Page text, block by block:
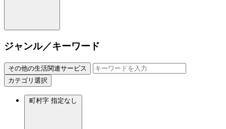
ジャンル／キーワード
その他の生活関連サービス
カテゴリ選択
町村字 指定なし